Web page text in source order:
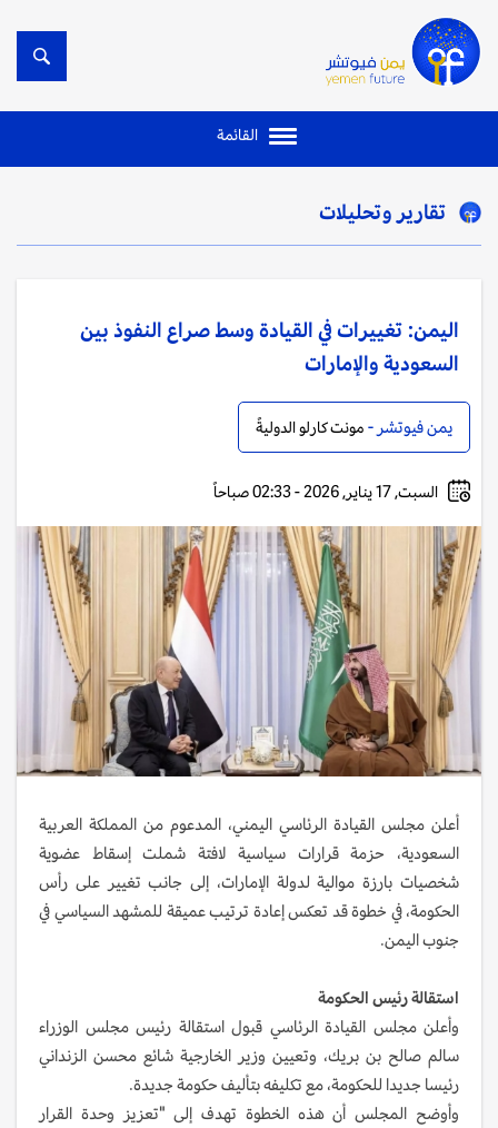
القائمة
تقارير وتحليلات
اليمن: تغييرات في القيادة وسط صراع النفوذ بين
السعودية والإمارات
يمن فيوتشر - مونت كارلو الدوليةً
السبت, 17 يناير, 2026 - 02:33 صباحاً
أعلن مجلس القيادة الرئاسي اليمني، المدعوم من المملكة العربية
السعودية، حزمة قرارات سياسية لافتة شملت إسقاط عضوية
شخصيات بارزة موالية لدولة الإمارات، إلى جانب تغيير على رأس
الحكومة، في خطوة قد تعكس إعادة ترتيب عميقة للمشهد السياسي في
جنوب اليمن.
استقالة رئيس الحكومة
وأعلن مجلس القيادة الرئاسي قبول استقالة رئيس مجلس الوزراء
سالم صالح بن بريك، وتعيين وزير الخارجية شائع محسن الزنداني
رئيسا جديدا للحكومة، مع تكليفه بتأليف حكومة جديدة.
وأوضح المجلس أن هذه الخطوة تهدف إلى "تعزيز وحدة القرار